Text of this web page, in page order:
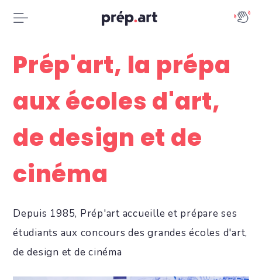
Prép'art, la prépa
aux écoles d'art,
de design et de
cinéma
Depuis 1985, Prép'art accueille et prépare ses
étudiants aux concours des grandes écoles d'art,
de design et de cinéma